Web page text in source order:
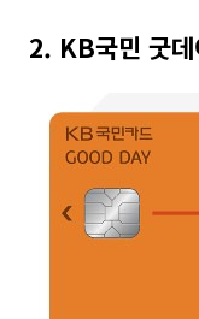
2. KB국민 굿데